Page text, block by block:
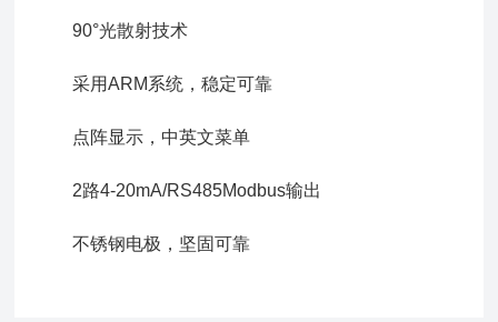
90°光散射技术
采用ARM系统，稳定可靠
点阵显示，中英文菜单
2路4-20mA/RS485Modbus输出
不锈钢电极，坚固可靠